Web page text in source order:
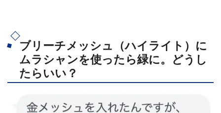
ブリーチメッシュ（ハイライト）に
ムラシャンを使ったら緑に。どうし
たらいい？